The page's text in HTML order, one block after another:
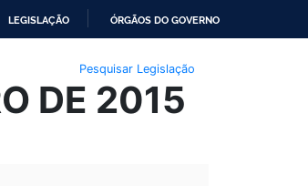
LEGISLAÇÃO ÓRGÃOS DO GOVERNO
Pesquisar Legislação
DE 2015